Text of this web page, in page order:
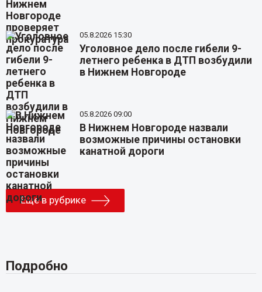
05.8.2026 15:30
Уголовное дело после гибели 9-
летнего ребенка в ДТП возбудили
в Нижнем Новгороде
05.8.2026 09:00
В Нижнем Новгороде назвали
возможные причины остановки
канатной дороги
Еще в рубрике
Подробно